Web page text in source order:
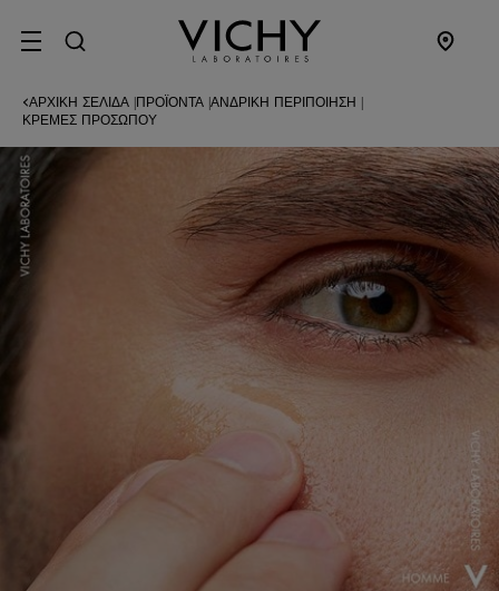
SITE MENU
ΑΡΧΙΚΉ ΣΕΛΊΔΑ ΠΡΟΪΌΝΤΑ ΑΝΔΡΙΚΉ ΠΕΡΙΠΟΊΗΣΗ
ΚΡΈΜΕΣ ΠΡΟΣΏΠΟΥ